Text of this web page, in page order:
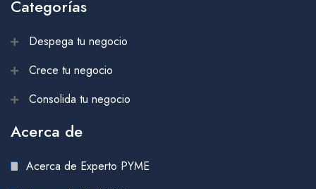
Categorías
Despega tu negocio
Crece tu negocio
Consolida tu negocio
Acerca de
Acerca de Experto PYME